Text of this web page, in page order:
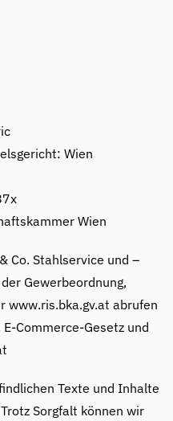
Wien
Wien
Co. Stahlservice und –
Gewerbeordnung,
www.ris.bka.gv.at abrufen
Commerce-Gesetz und
Texte und Inhalte
Sorgfalt können wir